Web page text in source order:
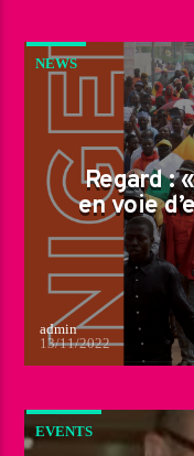
NEWS
Regard :
en voie
admin
13/11/2022
EVENTS